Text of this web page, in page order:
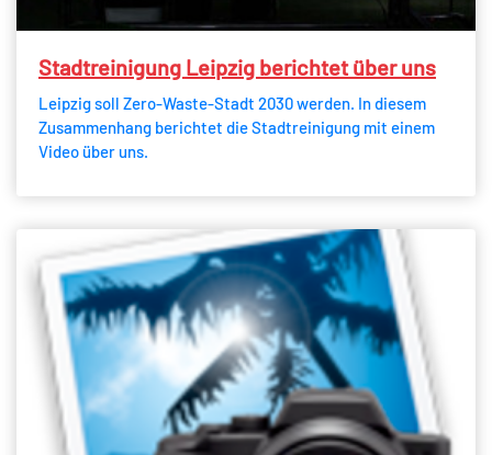
Stadtreinigung Leipzig berichtet über uns
Leipzig soll Zero-Waste-Stadt 2030 werden. In diesem
Zusammenhang berichtet die Stadtreinigung mit einem
Video über uns.